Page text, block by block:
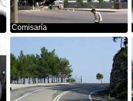
Comisaría